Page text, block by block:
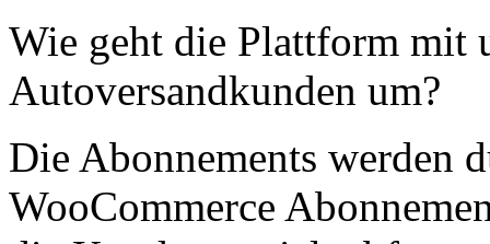
Wie geht die Plattform mit
Autoversandkunden um?
Die Abonnements werden
WooCommerce